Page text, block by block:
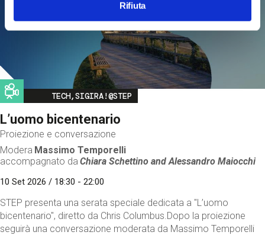
Rifiuta
Image
TECH,SIGIRA!@STEP
L’uomo bicentenario
Proiezione e conversazione
Modera Massimo Temporelli
accompagnato da Chiara Schettino andAlessandro Maiocchi
10 Set 2026 / 18:30 - 22:00
STEP presenta una serata speciale dedicata a "L’uomo
bicentenario", diretto da Chris Columbus.Dopo la proiezione
seguirà una conversazione moderata da Massimo Temporelli